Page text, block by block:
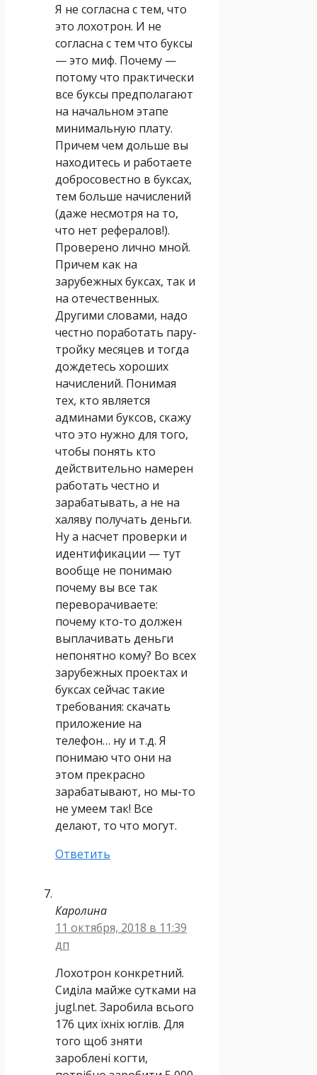
Я не согласна с тем, что
это лохотрон. И не
согласна с тем что буксы
— это миф. Почему —
потому что практически
все буксы предполагают
на начальном этапе
минимальную плату.
Причем чем дольше вы
находитесь и работаете
добросовестно в буксах,
тем больше начислений
(даже несмотря на то,
что нет рефералов!).
Проверено лично мной.
Причем как на
зарубежных буксах, так и
на отечественных.
Другими словами, надо
честно поработать пару-
тройку месяцев и тогда
дождетесь хороших
начислений. Понимая
тех, кто является
админами буксов, скажу
что это нужно для того,
чтобы понять кто
действительно намерен
работать честно и
зарабатывать, а не на
халяву получать деньги.
Ну а насчет проверки и
идентификации — тут
вообще не понимаю
почему вы все так
переворачиваете:
почему кто-то должен
выплачивать деньги
непонятно кому? Во всех
зарубежных проектах и
буксах сейчас такие
требования: скачать
приложение на
телефон… ну и т.д. Я
понимаю что они на
этом прекрасно
зарабатывают, но мы-то
не умеем так! Все
делают, то что могут.
Ответить
Каролина
11 октября, 2018 в 11:39
дп
Лохотрон конкретний.
Сиділа майже сутками на
jugl.net. Заробила всього
176 цих їхніх юглів. Для
того щоб зняти
зароблені когти,